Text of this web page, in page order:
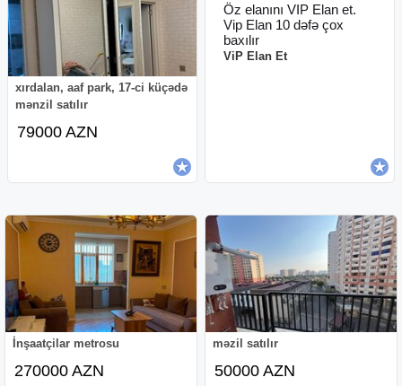
xırdalan, aaf park, 17-ci küçədə
mənzil satılır
79000 AZN
Öz elanını VIP Elan et.
Vip Elan 10 dəfə çox
baxılır
ViP Elan Et
İnşaatçilar metrosu
270000 AZN
məzil satılır
50000 AZN